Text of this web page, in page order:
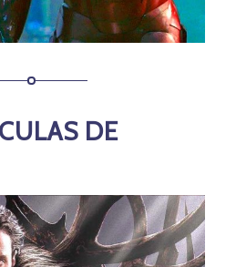
DE